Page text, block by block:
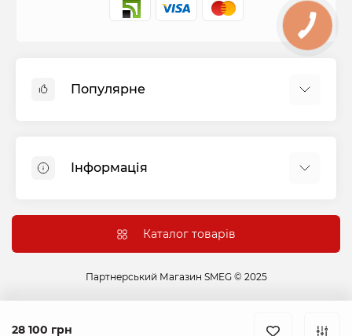
28 100 грн
Популярне
Варильні панелі
Витяжки
Посудомийні машини
Варильні центри
Винні шафи
Інформація
Гарантія та сервіс
Каталог товарів
Партнерський Магазин SMEG © 2025